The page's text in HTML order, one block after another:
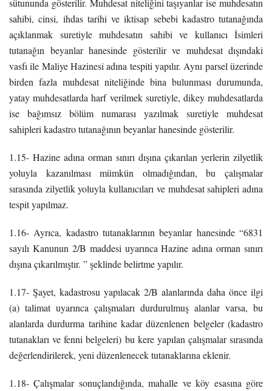
sahibi, cinsi, ihdas tarihi ve iktisap sebebi kadastro tutanağında
açıklanmak suretiyle muhdesatın sahibi ve kullanıcı İsimleri
tutanağın beyanlar hanesinde gösterilir ve muhdesat dışındaki
vasfı ile Maliye Hazinesi adına tespiti yapılır. Aynı parsel üzerinde
birden fazla muhdesat niteliğinde bina bulunması durumunda,
yatay muhdesatlarda harf verilmek suretiyle, dikey muhdesatlarda
ise bağımsız bölüm numarası yazılmak suretiyle muhdesat
sahipleri kadastro tutanağının beyanlar hanesinde gösterilir.
1.15- Hazine adına orman sınırı dışına çıkarılan yerlerin zilyetlik
yoluyla kazanılması mümkün olmadığından, bu çalışmalar
sırasında zilyetlik yoluyla kullanıcıları ve muhdesat sahipleri adına
tespit yapılmaz.
1.16- Ayrıca, kadastro tutanaklarının beyanlar hanesinde “6831
sayılı Kanunun 2/B maddesi uyarınca Hazine adına orman sınırı
dışına çıkarılmıştır. ” şeklinde belirtme yapılır.
1.17- Şayet, kadastrosu yapılacak 2/B alanlarında daha önce ilgi
(a) talimat uyarınca çalışmaları durdurulmuş alanlar varsa, bu
alanlarda durdurma tarihine kadar düzenlenen belgeler (kadastro
tutanakları ve fenni belgeleri) bu kere yapılan çalışmalar sırasında
değerlendirilerek, yeni düzenlenecek tutanaklarına eklenir.
1.18- Çalışmalar sonuçlandığında, mahalle ve köy esasına göre